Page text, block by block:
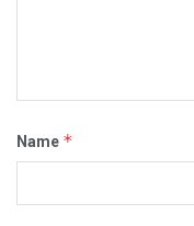
Name *